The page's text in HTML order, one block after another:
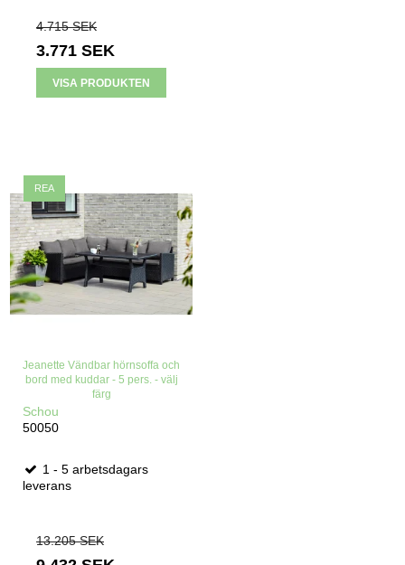
4.715 SEK
3.771 SEK
VISA PRODUKTEN
REA
Jeanette Vändbar hörnsoffa och
bord med kuddar - 5 pers. - välj
färg
Schou
50050
1 - 5 arbetsdagars
leverans
13.205 SEK